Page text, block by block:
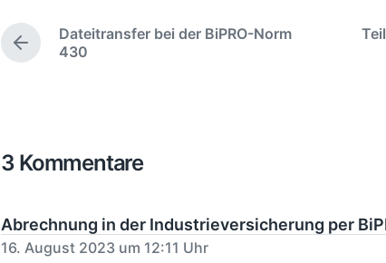
e
n
h
g
s
i
e
n
g
w
e
r
V
o
i
B
e
Dateitransfer bei der BiPRO-Norm
430
3 Kommentare
Abrechnung in der Industrieversicherung per
16. August 2023 um 12:11 Uhr